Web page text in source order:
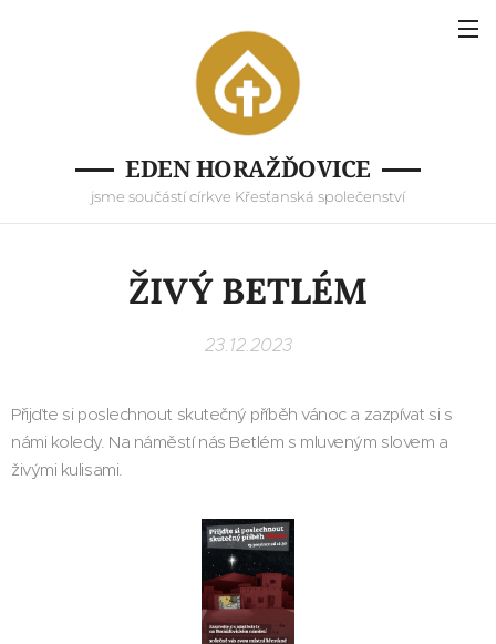
EDEN HORAŽĎOVICE
jsme součástí církve Křesťanská společenství
ŽIVÝ BETLÉM
23.12.2023
Přijďte si poslechnout skutečný příběh vánoc a zazpívat si s
námi koledy. Na náměstí nás Betlém s mluveným slovem a
živými kulisami.